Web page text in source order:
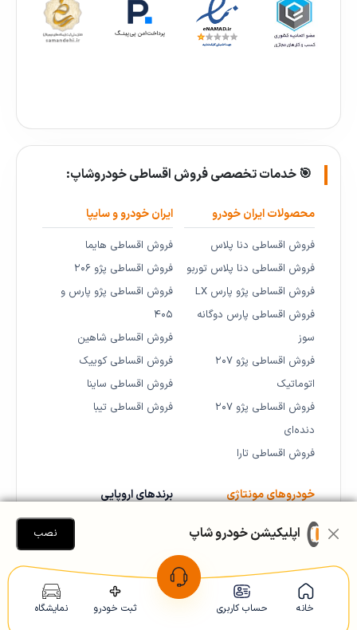
خانه حساب کاربری ثبت خودرو نمایشگاه
🎯 خدمات تخصصی فروش اقساطی خودروشاپ:
محصولات ایران خودرو
فروش اقساطی دنا پلاس
فروش اقساطی دنا پلاس توربو
فروش اقساطی پژو پارس LX
فروش اقساطی پارس دوگانه
سوز
فروش اقساطی پژو ۲۰۷
اتوماتیک
فروش اقساطی پژو ۲۰۷
دنده‌ای
فروش اقساطی تارا
ایران خودرو و سایپا
فروش اقساطی هایما
فروش اقساطی پژو ۲۰۶
فروش اقساطی پژو پارس و
۴۰۵
فروش اقساطی شاهین
فروش اقساطی کوییک
فروش اقساطی ساینا
فروش اقساطی تیبا
خودروهای مونتاژی
فروش اقساطی فونیکس
فروش اقساطی فیدلیتی
فروش اقساطی دیگنیتی
فروش اقساطی کرمان موتور
فروش اقساطی لاماری
برندهای اروپایی
فروش اقساطی رنو فرانسه
فروش اقساطی رنو ساندرو و
استپ‌وی
فروش اقساطی تالیسمان و
اپلیکیشن خودرو شاپ نصب